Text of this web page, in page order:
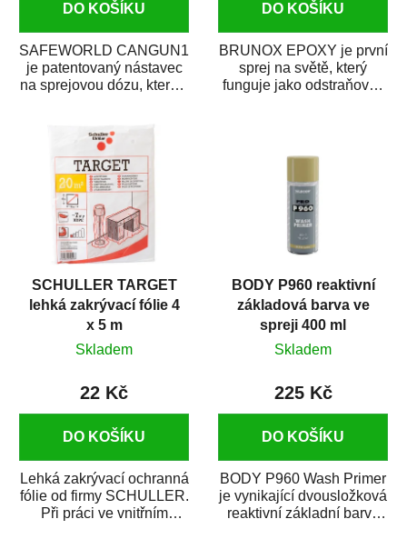
DO KOŠÍKU
SAFEWORLD CANGUN1
je patentovaný nástavec
na sprejovou dózu, který ji
DO KOŠÍKU
BRUNOX EPOXY je první
sprej na světě, který
funguje jako odstraňovač
SCHULLER TARGET
lehká zakrývací fólie 4
x 5 m
Skladem
22 Kč
DO KOŠÍKU
Lehká zakrývací ochranná
fólie od firmy SCHULLER.
Při práci ve vnitřním
BODY P960 reaktivní
základová barva ve
spreji 400 ml
Skladem
225 Kč
DO KOŠÍKU
BODY P960 Wash Primer
je vynikající dvousložková
reaktivní základní barva